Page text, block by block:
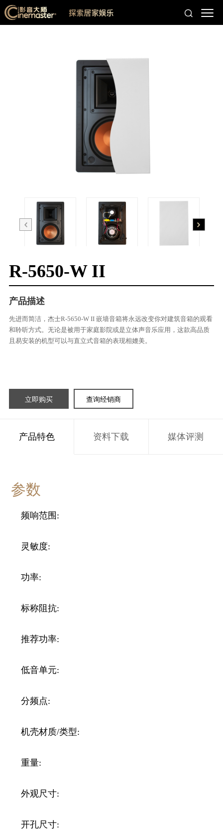
R-5650-W II
产品描述
先进而简洁，杰士R-5650-W II 嵌墙音箱将永远改变你对建筑音箱的观看
和聆听方式。无论是被用于家庭影院或是立体声音乐应用，这款高品质
且易安装的机型可以与直立式音箱的表现相媲美。
立即购买 查询经销商
产品特色 资料下载 媒体评测
参数
频响范围:
灵敏度:
功率:
标称阻抗:
推荐功率:
低音单元:
分频点:
机壳材质/类型:
重量:
外观尺寸:
开孔尺寸: